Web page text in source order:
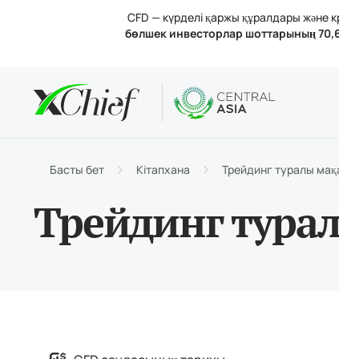
CFD — күрделі қаржы құралдары және
бөлшек инвесторлар шоттарының
Басты бет Кітапхана Трейдинг туралы
Трейдинг